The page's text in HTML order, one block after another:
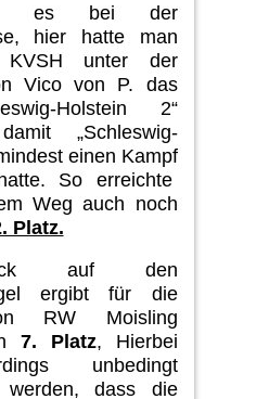
es bei der
hier hatte man
unter der
Vicovon P. das
Holstein 2“
„Schleswig-
einen Kampf
So erreichte
Wegauch noch
Platz.
auf den
ergibt für die
RW Moisling
7. Platz, Hierbei
unbedingt
werden, dass die